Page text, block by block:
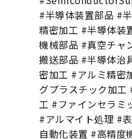
#半導体装置部品 #
精密加工 #半導体装
機械部品 #真空チャ
搬送部品 #半導体治
密加工 #アルミ精密
グプラスチック加工
工 #ファインセラミ
#アルマイト処理 #
自動化装置 #高精度